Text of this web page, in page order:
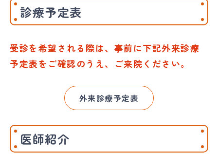
診療予定表
受診を希望される際は、事前に下記外来診療
予定表をご確認のうえ、ご来院ください。
外来診療予定表
医師紹介